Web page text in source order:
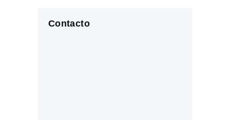
Contacto